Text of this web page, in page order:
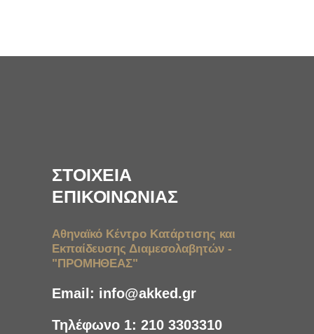
ΣΤΟΙΧΕΙΑ
ΕΠΙΚΟΙΝΩΝΙΑΣ
Αθηναϊκό Κέντρο Κατάρτισης και
Εκπαίδευσης Διαμεσολαβητών -
"ΠΡΟΜΗΘΕΑΣ"
Email: info@akked.gr
Τηλέφωνο 1: 210 3303310